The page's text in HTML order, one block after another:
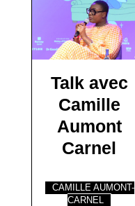
Talk avec
Camille
Aumont
Carnel
CAMILLE AUMONT-
CARNEL